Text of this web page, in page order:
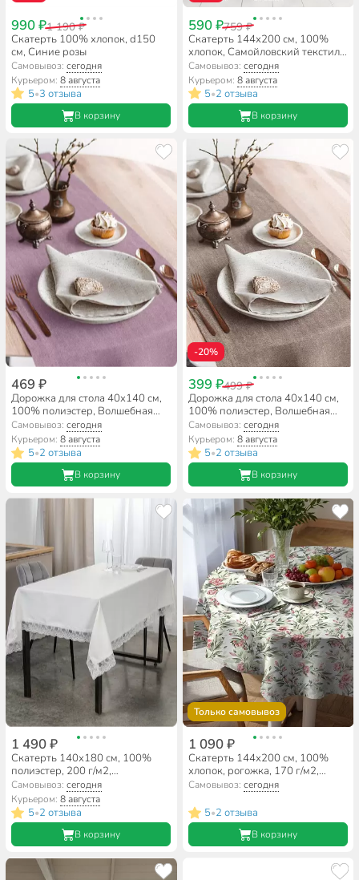
990 ₽1 190 ₽
Скатерть 100% хлопок, d150
см, Синие розы
Самовывоз:сегодня
Курьером:8 августа
5•3 отзыва
В корзину
590 ₽759 ₽
Скатерть 144х200 см, 100%
хлопок, Самойловский текстиль,
Текстура бежевая
Самовывоз: сегодня
Курьером: 8 августа
5•2 отзыва
В корзину
469 ₽
Дорожка для стола 40х140 см,
100% полиэстер, Волшебная
ночь, Амброзия
Самовывоз:сегодня
Курьером:8 августа
5•2 отзыва
В корзину
-20%
399 ₽499 ₽
Дорожка для стола 40х140 см,
100% полиэстер, Волшебная
ночь, Какао
Самовывоз: сегодня
Курьером: 8 августа
5•2 отзыва
В корзину
1 490 ₽
Скатерть 140х180 см, 100%
полиэстер, 200 г/м2,
водонепроницаемая, Кружево,
белая, A170089
Самовывоз:сегодня
Курьером:8 августа
5•2 отзыва
В корзину
Только самовывоз
1 090 ₽
Скатерть 144х200 см, 100%
хлопок, рогожка, 170 г/м2,
Verossa, Весна
Самовывоз: сегодня
5•2 отзыва
В корзину